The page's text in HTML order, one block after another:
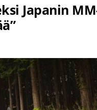
Japanin